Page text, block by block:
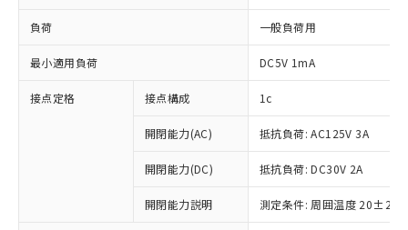
負荷 一般負荷用
最小適用負荷 DC5V 1mA
接点定格 接点構成 1c
開閉能力(AC) 抵抗負荷: AC125V 3A
開閉能力(DC) 抵抗負荷: DC30V 2A
開閉能力説明 測定条件: 周囲温度 20±2℃